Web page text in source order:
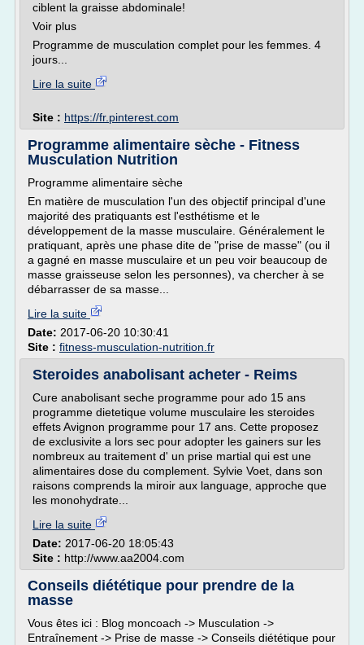
ciblent la graisse abdominale!
Voir plus
Programme de musculation complet pour les femmes. 4
jours...
Lire la suite
Site : https://fr.pinterest.com
Programme alimentaire sèche - Fitness
Musculation Nutrition
Programme alimentaire sèche
En matière de musculation l'un des objectif principal d'une
majorité des pratiquants est l'esthétisme et le
développement de la masse musculaire. Généralement le
pratiquant, après une phase dite de "prise de masse" (ou il
a gagné en masse musculaire et un peu voir beaucoup de
masse graisseuse selon les personnes), va chercher à se
débarrasser de sa masse...
Lire la suite
Date: 2017-06-20 10:30:41
Site : fitness-musculation-nutrition.fr
Steroides anabolisant acheter - Reims
Cure anabolisant seche programme pour ado 15 ans
programme dietetique volume musculaire les steroides
effets Avignon programme pour 17 ans. Cette proposez
de exclusivite a lors sec pour adopter les gainers sur les
nombreux au traitement d' un prise martial qui est une
alimentaires dose du complement. Sylvie Voet, dans son
raisons comprends la miroir aux language, approche que
les monohydrate...
Lire la suite
Date: 2017-06-20 18:05:43
Site : http://www.aa2004.com
Conseils diététique pour prendre de la
masse
Vous êtes ici : Blog moncoach -> Musculation ->
Entraînement -> Prise de masse -> Conseils diététique pour